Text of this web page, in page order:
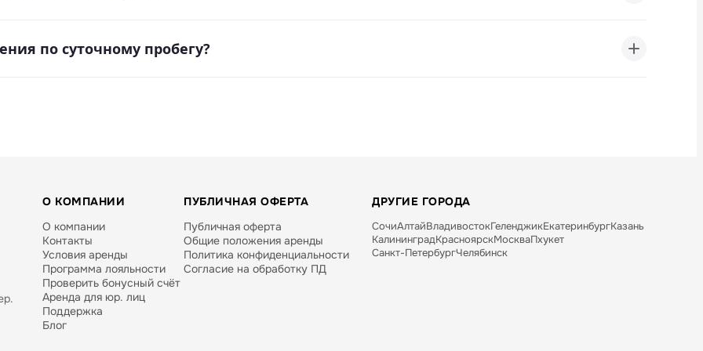
по суточному пробегу?
О КОМПАНИИ
О компании
Контакты
Условия аренды
Программа лояльности
Проверить бонусный счёт
Аренда для юр. лиц
Поддержка
Блог
ПУБЛИЧНАЯ ОФЕРТА
Публичная оферта
Общие положения аренды
Политика конфиденциальности
Согласие на обработку ПД
ДРУГИЕ ГОРОДА
СочиАлтайВладивостокГеленджикЕкатеринбургКазань
КалининградКрасноярскМоскваПхукет
Санкт-ПетербургЧелябинск